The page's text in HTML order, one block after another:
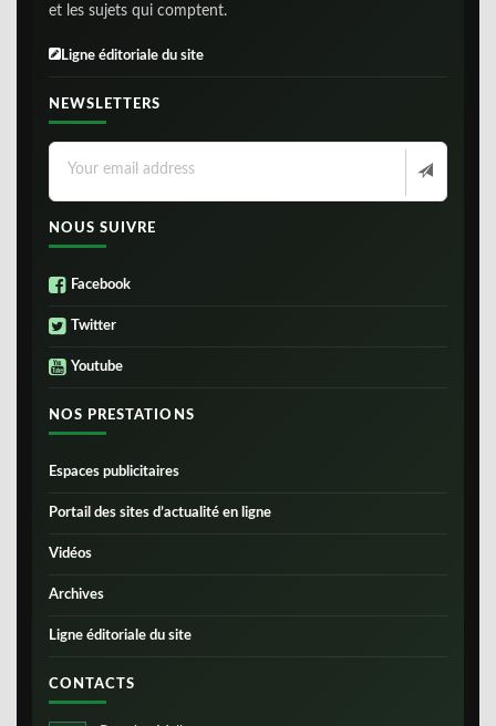
et les sujets qui comptent.
Ligne éditoriale du site
NEWSLETTERS
NOUS SUIVRE
Facebook
Twitter
Youtube
NOS PRESTATIONS
Espaces publicitaires
Portail des sites d’actualité en ligne
Vidéos
Archives
Ligne éditoriale du site
CONTACTS